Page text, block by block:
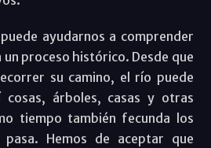
ayudarnos a comprender
proceso histórico. Desde que
su camino, el río puede
árboles, casas y otras
tiempo también fecunda los
Hemos de aceptar que